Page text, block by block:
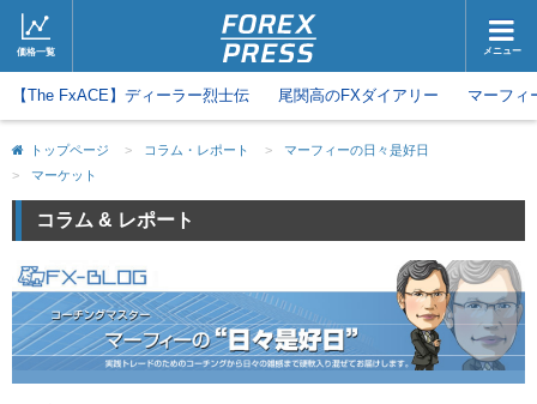
価格一覧 メニュー
ホーム ニュース
取引会社 マーケット
ツイッター 動画
【The FxACE】ディーラー烈士伝 尾関高のFXダイアリー マーフィ
トップページ > コラム・レポート >
マーフィーの日々是好日
>
マーケット
コラム & レポート